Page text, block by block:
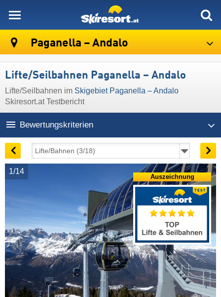
Paganella – Andalo
Lifte/Seilbahnen Paganella – Andalo
Lifte/Seilbahnen im Skigebiet Paganella – Andalo
Skiresort.at Testbericht
Bewertungskriterien
1/14
Auszeichnung